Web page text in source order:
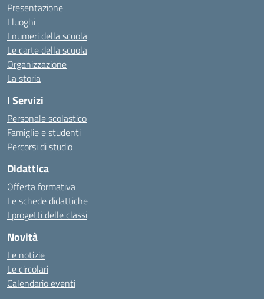
Presentazione
I luoghi
I numeri della scuola
Le carte della scuola
Organizzazione
La storia
I Servizi
Personale scolastico
Famiglie e studenti
Percorsi di studio
Didattica
Offerta formativa
Le schede didattiche
I progetti delle classi
Novità
Le notizie
Le circolari
Calendario eventi